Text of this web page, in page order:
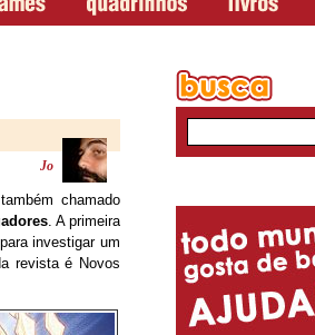
Jo
chamado
. A primeira
investigar um
revista é Novos